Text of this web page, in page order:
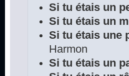
Si tu étais un
Si tu étais un
Si tu étais une
Harmon
Si tu étais un